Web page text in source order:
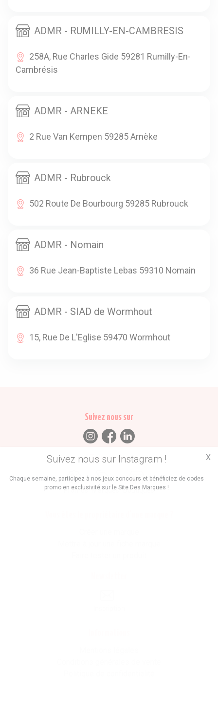
ADMR - RUMILLY-EN-CAMBRESIS
258A, Rue Charles Gide 59281 Rumilly-En-
Cambrésis
ADMR - ARNEKE
2 Rue Van Kempen 59285 Arnèke
ADMR - Rubrouck
502 Route De Bourbourg 59285 Rubrouck
ADMR - Nomain
36 Rue Jean-Baptiste Lebas 59310 Nomain
ADMR - SIAD de Wormhout
15, Rue De L'Eglise 59470 Wormhout
Suivez nous sur Instagram !
Chaque semaine, participez à nos jeux concours et bénéficiez de codes
promo en exclusivité sur le Site Des Marques !
X
Suivez nous sur
Trouvez des
Promos Marques Boutiques